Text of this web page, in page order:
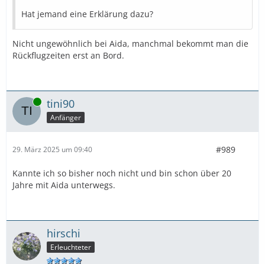
Hat jemand eine Erklärung dazu?
Nicht ungewöhnlich bei Aida, manchmal bekommt man die
Rückflugzeiten erst an Bord.
Online tini90
Anfänger
29. März 2025 um 09:40 #989
Kannte ich so bisher noch nicht und bin schon über 20
Jahre mit Aida unterwegs.
hirschi
Erleuchteter